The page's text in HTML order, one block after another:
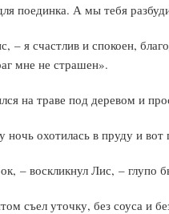
поединка. А мы тебя
– я счастлив и спокоен,
мне не страшен».
на траве под деревом и
ночь охотилась в пруду и
– воскликнул Лис, – глупо
съел уточку, без соуса и